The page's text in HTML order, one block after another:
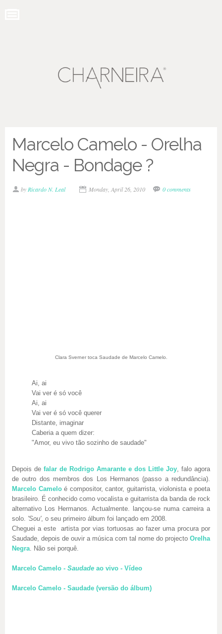
Marcelo Camelo - Orelha
Negra - Bondage ?
by Ricardo N. Leal Monday, April 26, 2010 0 comments
Clara Sverner toca Saudade de Marcelo Camelo.
Ai, ai
Vai ver é só você
Ai, ai
Vai ver é só você querer
Distante, imaginar
Caberia a quem dizer:
"Amor, eu vivo tão sozinho de saudade"
Depois de falar de Rodrigo Amarante e dos Little Joy, falo agora
de outro dos membros dos Los Hermanos (passo a redundância).
Marcelo Cameloé compositor, cantor, guitarrista, violonista e poeta
brasileiro. É conhecido como vocalista e guitarrista da banda de rock
alternativo Los Hermanos. Actualmente. lançou-se numa carreira a
solo. 'Sou', o seu primeiro álbum foi lançado em 2008.
Cheguei a este artista por vias tortuosas ao fazer uma procura por
Saudade, depois de ouvir a música com tal nome do projecto Orelha
Negra. Não sei porquê.
Marcelo Camelo - Saudade ao vivo - Vídeo
Marcelo Camelo - Saudade (versão do álbum)